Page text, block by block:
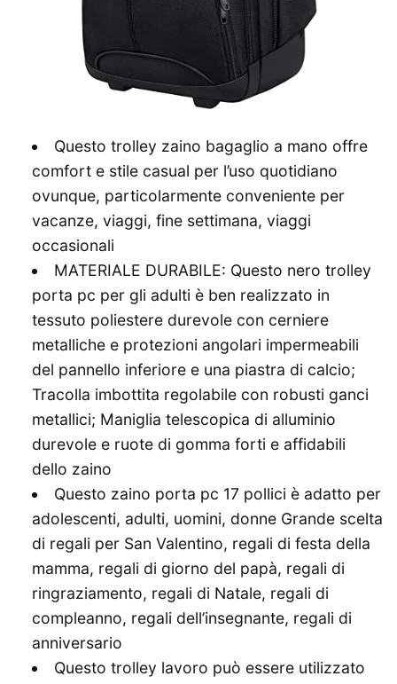
Questo trolley zaino bagaglio a mano offre
comfort e stile casual per l’uso quotidiano
ovunque, particolarmente conveniente per
vacanze, viaggi, fine settimana, viaggi
occasionali
MATERIALE DURABILE: Questo nero trolley
porta pc per gli adulti è ben realizzato in
tessuto poliestere durevole con cerniere
metalliche e protezioni angolari impermeabili
del pannello inferiore e una piastra di calcio;
Tracolla imbottita regolabile con robusti ganci
metallici; Maniglia telescopica di alluminio
durevole e ruote di gomma forti e affidabili
dello zaino
Questo zaino porta pc 17 pollici è adatto per
adolescenti, adulti, uomini, donne Grande scelta
di regali per San Valentino, regali di festa della
mamma, regali di giorno del papà, regali di
ringraziamento, regali di Natale, regali di
compleanno, regali dell’insegnante, regali di
anniversario
Questo trolley lavoro può essere utilizzato